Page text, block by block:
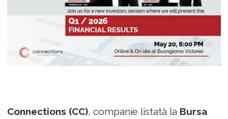
Connections (CC), companie listată la Bursa